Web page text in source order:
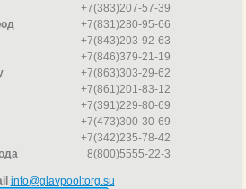
+7(383)207-57-39
+7(831)280-95-66
+7(843)203-92-63
+7(846)379-21-19
+7(863)303-29-62
+7(861)201-83-12
+7(391)229-80-69
+7(473)300-30-69
+7(342)235-78-42
8(800)5555-22-3
info@glavpooltorg.su